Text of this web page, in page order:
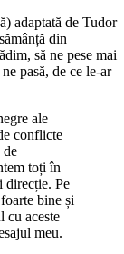
adaptată de Tudor
din
să ne pese mai
pasă, de ce le-ar
ale
conflicte
de
toți în
direcție. Pe
bine și
cu aceste
meu.